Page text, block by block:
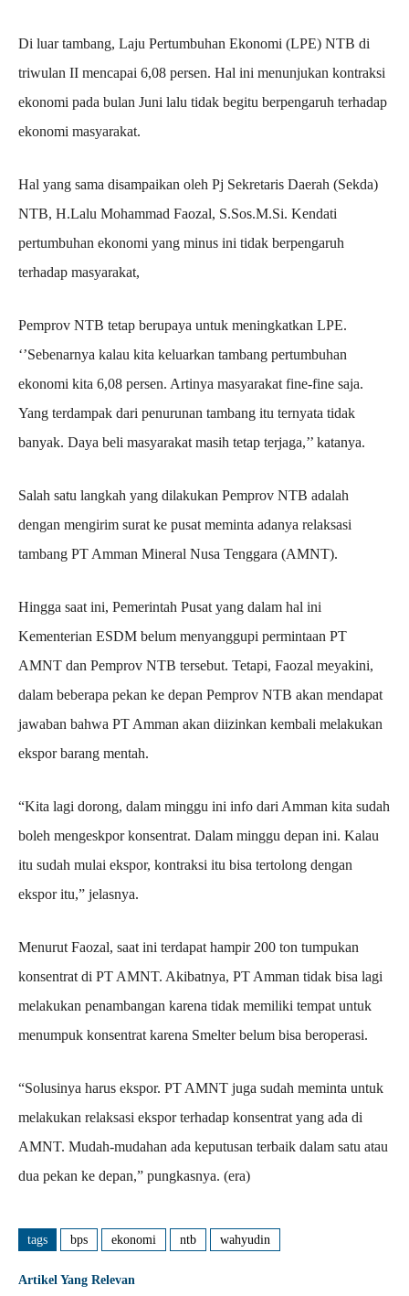
Di luar tambang, Laju Pertumbuhan Ekonomi (LPE) NTB di
triwulan II mencapai 6,08 persen. Hal ini menunjukan kontraksi
ekonomi pada bulan Juni lalu tidak begitu berpengaruh terhadap
ekonomi masyarakat.
Hal yang sama disampaikan oleh Pj Sekretaris Daerah (Sekda)
NTB, H.Lalu Mohammad Faozal, S.Sos.M.Si. Kendati
pertumbuhan ekonomi yang minus ini tidak berpengaruh
terhadap masyarakat,
Pemprov NTB tetap berupaya untuk meningkatkan LPE.
‘’Sebenarnya kalau kita keluarkan tambang pertumbuhan
ekonomi kita 6,08 persen. Artinya masyarakat fine-fine saja.
Yang terdampak dari penurunan tambang itu ternyata tidak
banyak. Daya beli masyarakat masih tetap terjaga,’’ katanya.
Salah satu langkah yang dilakukan Pemprov NTB adalah
dengan mengirim surat ke pusat meminta adanya relaksasi
tambang PT Amman Mineral Nusa Tenggara (AMNT).
Hingga saat ini, Pemerintah Pusat yang dalam hal ini
Kementerian ESDM belum menyanggupi permintaan PT
AMNT dan Pemprov NTB tersebut. Tetapi, Faozal meyakini,
dalam beberapa pekan ke depan Pemprov NTB akan mendapat
jawaban bahwa PT Amman akan diizinkan kembali melakukan
ekspor barang mentah.
“Kita lagi dorong, dalam minggu ini info dari Amman kita sudah
boleh mengeskpor konsentrat. Dalam minggu depan ini. Kalau
itu sudah mulai ekspor, kontraksi itu bisa tertolong dengan
ekspor itu,” jelasnya.
Menurut Faozal, saat ini terdapat hampir 200 ton tumpukan
konsentrat di PT AMNT. Akibatnya, PT Amman tidak bisa lagi
melakukan penambangan karena tidak memiliki tempat untuk
menumpuk konsentrat karena Smelter belum bisa beroperasi.
“Solusinya harus ekspor. PT AMNT juga sudah meminta untuk
melakukan relaksasi ekspor terhadap konsentrat yang ada di
AMNT. Mudah-mudahan ada keputusan terbaik dalam satu atau
dua pekan ke depan,” pungkasnya. (era)
tags bps ekonomi ntb wahyudin
Artikel Yang Relevan